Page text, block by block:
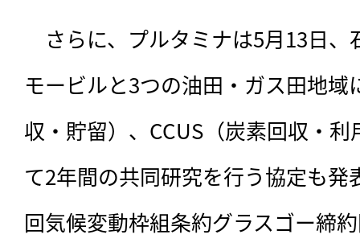
さらに、プルタミナは5月13日、
モービルと3つの油田・ガス田地域
収・貯留）、CCUS（炭素回収・
て2年間の共同研究を行う協定も発
回気候変動枠組条約グラスゴー締